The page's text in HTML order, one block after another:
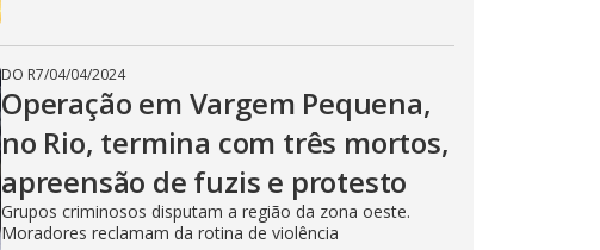
DO R7/04/04/2024
Operação em Vargem Pequena,
no Rio, termina com três mortos,
apreensão de fuzis e protesto
Grupos criminosos disputam a região da zona oeste.
Moradores reclamam da rotina de violência